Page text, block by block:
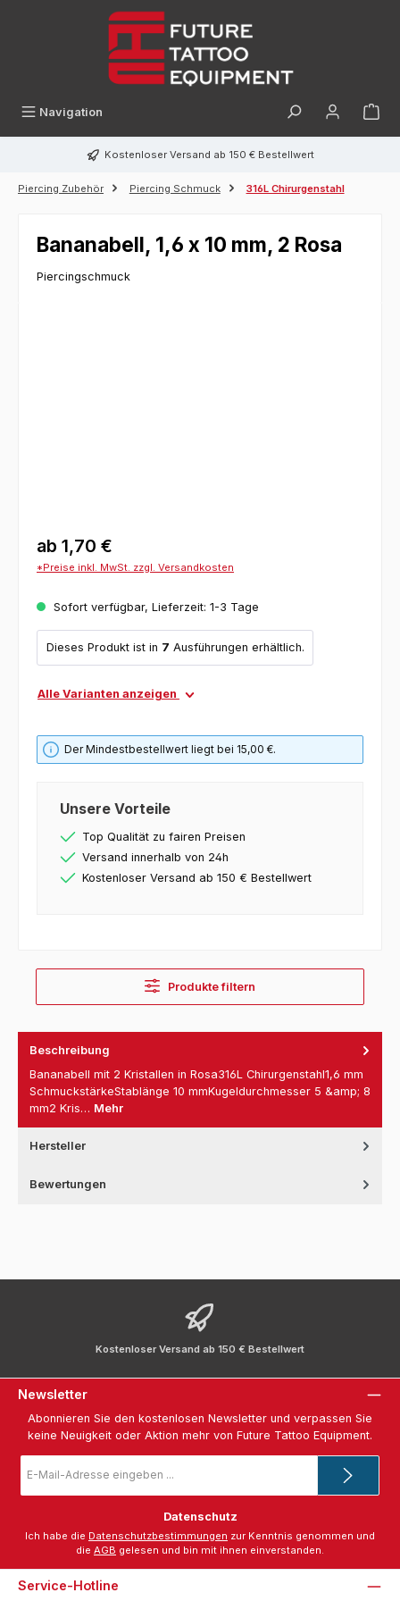
Navigation
Kostenloser Versand ab 150 € Bestellwert
Piercing Zubehör Piercing Schmuck 316L Chirurgenstahl
Bananabell, 1,6 x 10 mm, 2 Rosa
Piercingschmuck
ab 1,70 €
*Preise inkl. MwSt. zzgl. Versandkosten
Sofort verfügbar, Lieferzeit: 1-3 Tage
Dieses Produkt ist in 7 Ausführungen erhältlich.
Alle Varianten anzeigen
Der Mindestbestellwert liegt bei 15,00 €.
Unsere Vorteile
Top Qualität zu fairen Preisen
Versand innerhalb von 24h
Kostenloser Versand ab 150 € Bestellwert
Produkte filtern
Beschreibung
Bananabell mit 2 Kristallen in Rosa316L Chirurgenstahl1,6 mm
SchmuckstärkeStablänge 10 mmKugeldurchmesser 5 &amp; 8
mm2 Kris… Mehr
Hersteller
Bewertungen
Kostenloser Versand ab 150 € Bestellwert
Newsletter
Abonnieren Sie den kostenlosen Newsletter und verpassen Sie
keine Neuigkeit oder Aktion mehr von Future Tattoo Equipment.
Mail-
*
Datenschutz
Ich habe die Datenschutzbestimmungen zur Kenntnis genommen und
die AGB gelesen und bin mit ihnen einverstanden.
Service-Hotline